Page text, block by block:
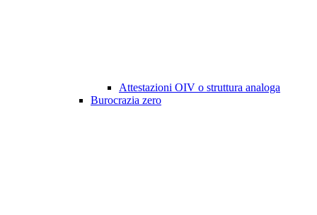
Attestazioni OIV o struttura analoga
Burocrazia zero